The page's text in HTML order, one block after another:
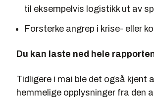
til eksempelvis logistikk ut av
Forsterke angrep i krise- eller
Du kan laste ned hele
Tidligere i mai ble det også kjent
hemmelige opplysninger fra den